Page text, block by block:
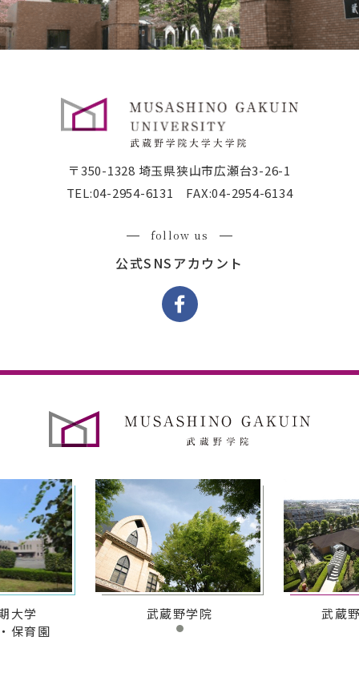
〒350-1328 埼玉県狭山市広瀬台3-26-1
TEL:04-2954-6131 FAX:04-2954-6134
follow us
公式SNSアカウント
大学
保育園
武蔵野学院 武蔵